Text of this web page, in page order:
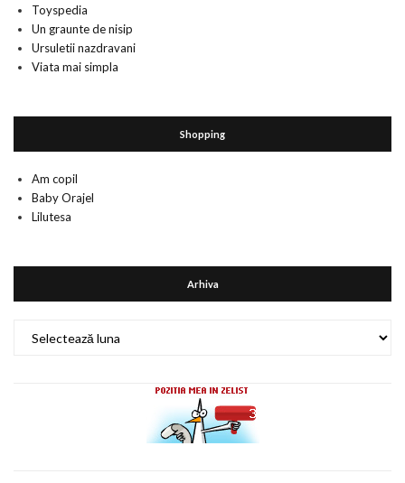
Toyspedia
Un graunte de nisip
Ursuletii nazdravani
Viata mai simpla
Shopping
Am copil
Baby Orajel
Lilutesa
Arhiva